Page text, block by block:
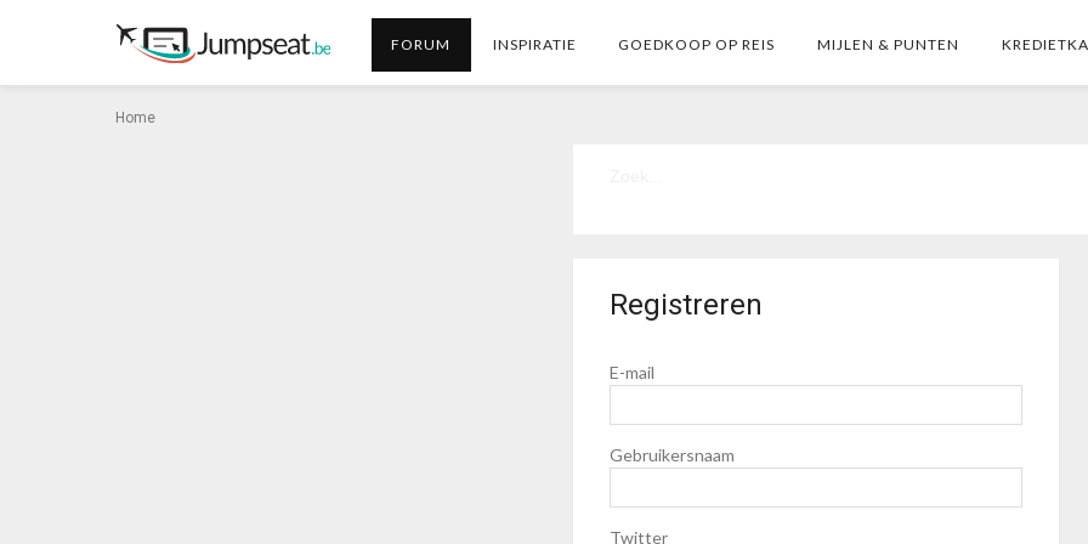
FORUM INSPIRATIE GOEDKOOP OP REIS MIJLEN & PUNTEN
Home
Registreren
E-mail
Gebruikersnaam
Twitter